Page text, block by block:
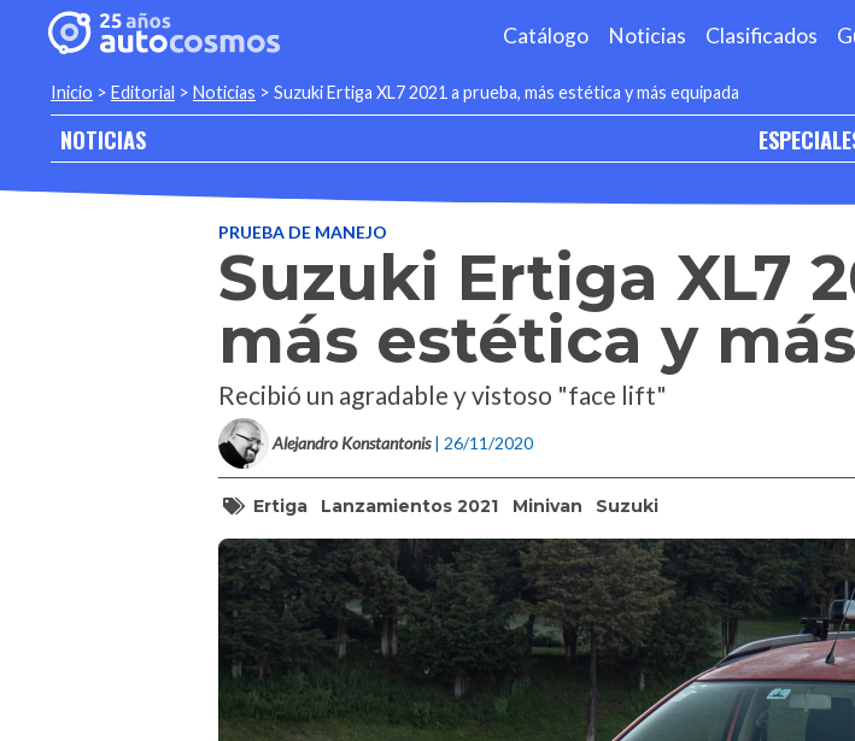
Catálogo Noticias Clasificados
Inicio > Editorial > Noticias > Suzuki Ertiga XL7 2021 a prueba, más estética y más equipada
NOTICIAS
PRUEBA DE MANEJO
Suzuki Ertiga XL7
más estética y
Recibió un agradable y vistoso "face lift"
Alejandro Konstantonis | 26/11/2020
Ertiga Lanzamientos 2021 Minivan Suzuki